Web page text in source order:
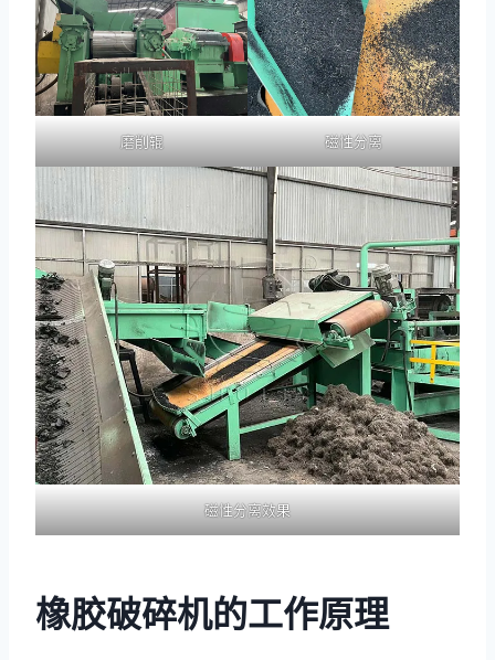
磨削辊 磁性分离
磁性分离效果
橡胶破碎机的工作原理